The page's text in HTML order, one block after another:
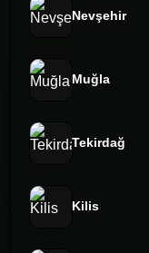
Nevşehir
Muğla
Tekirdağ
Kilis